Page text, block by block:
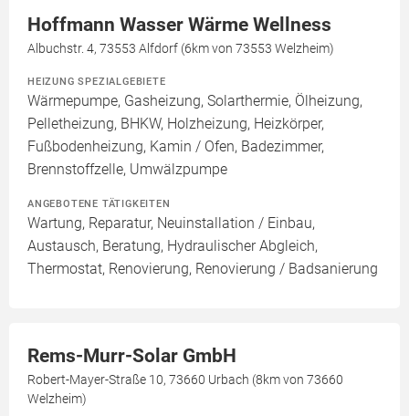
Hoffmann Wasser Wärme Wellness
Albuchstr. 4, 73553 Alfdorf (6km von 73553 Welzheim)
HEIZUNG SPEZIALGEBIETE
Wärmepumpe, Gasheizung, Solarthermie, Ölheizung,
Pelletheizung, BHKW, Holzheizung, Heizkörper,
Fußbodenheizung, Kamin / Ofen, Badezimmer,
Brennstoffzelle, Umwälzpumpe
ANGEBOTENE TÄTIGKEITEN
Wartung, Reparatur, Neuinstallation / Einbau,
Austausch, Beratung, Hydraulischer Abgleich,
Thermostat, Renovierung, Renovierung / Badsanierung
Rems-Murr-Solar GmbH
Robert-Mayer-Straße 10, 73660 Urbach (8km von 73660
Welzheim)